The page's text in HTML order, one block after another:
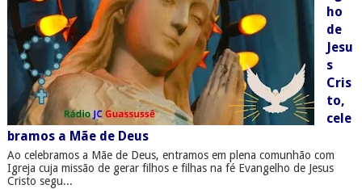
ho
de
Jesu
s
Cris
to,
cele
bramos a Mãe de Deus
Ao celebramos a Mãe de Deus, entramos em plena comunhão com
Igreja cuja missão de gerar filhos e filhas na fé Evangelho de Jesus
Cristo segu...